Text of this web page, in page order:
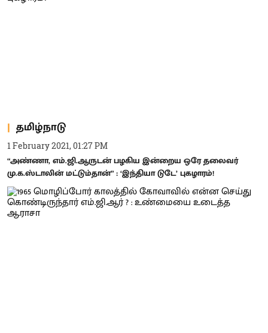
தமிழ்நாடு
1 February 2021, 01:27 PM
“அண்ணா, எம்.ஜி.ஆருடன் பழகிய இன்றைய ஒரே தலைவர்
மு.க.ஸ்டாலின் மட்டும்தான்” : ‘இந்தியா டுடே’ புகழாரம்!